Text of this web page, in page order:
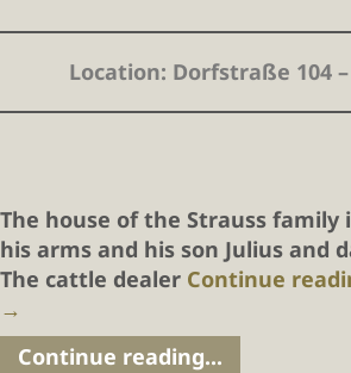
Location: Dorfstraße 104
The house of the Strauss
his arms and his son Julius and
The cattle dealer Continue
→
Continue reading...